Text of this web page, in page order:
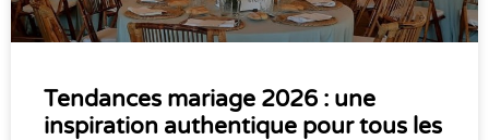
Tendances mariage 2026 : une
inspiration authentique pour tous les